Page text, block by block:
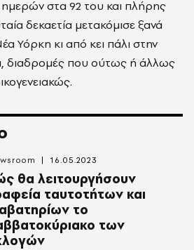
στα 92 του και πλήρης
δεκαετία μετακόμισε ξανά
Υόρκη κι από κει πάλι στην
διαδρομές που ούτως ή άλλως
θα λειτουργήσουν
ταυτοτήτων και
το
των
16.05.2023